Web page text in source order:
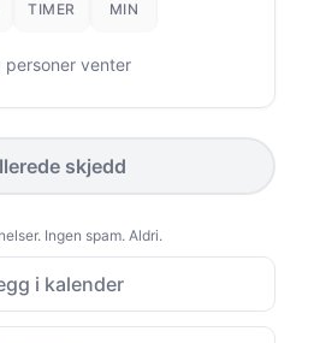
TIMER MIN
personer venter
skjedd
Ingen spam. Aldri.
i kalender